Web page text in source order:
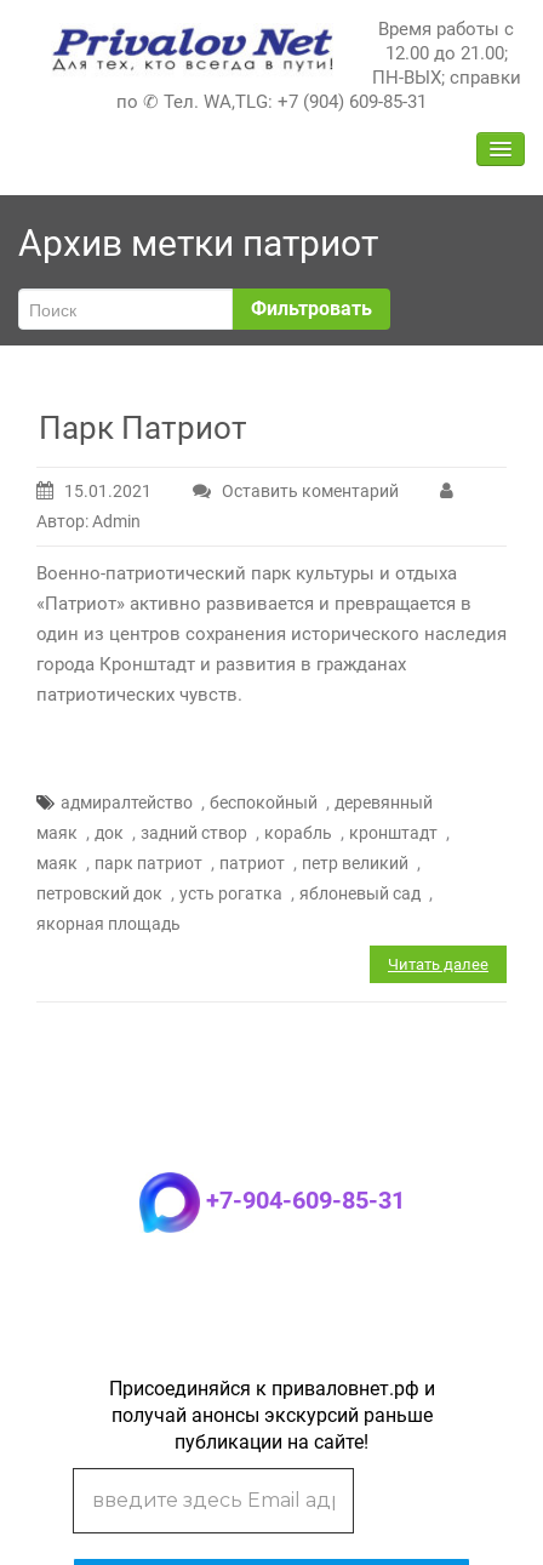
содержимому
Время работы с
12.00 до 21.00;
ПН-ВЫХ; справки
по ✆ Тел. WA,TLG: +7 (904) 609-85-31
Архив метки патриот
Фильтровать
Парк Патриот
15.01.2021
Оставить коментарий
Автор: Admin
Военно-патриотический парк культуры и отдыха
«Патриот» активно развивается и превращается в
один из центров сохранения исторического наследия
города Кронштадт и развития в гражданах
патриотических чувств.
адмиралтейство , беспокойный , деревянный
маяк , док , задний створ , корабль , кронштадт ,
маяк , парк патриот , патриот , петр великий ,
петровский док , усть рогатка , яблоневый сад ,
якорная площадь
Читать далее
+7-904-609-85-31
Присоединяйся к приваловнет.рф и
получай анонсы экскурсий раньше
публикации на сайте!